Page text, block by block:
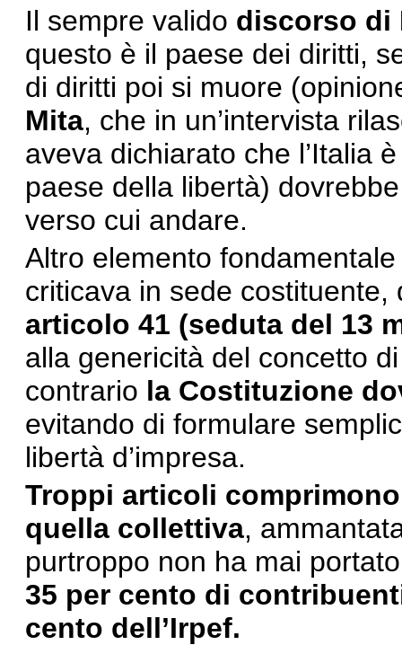
Il sempre valido discorso di
questo è il paese dei diritti,
di diritti poi si muore
Mita, che in un’intervista
aveva dichiarato che l’Italia
paese della libertà)
verso cui andare.
Altro elemento
criticava in sede
articolo 41 (seduta del 13
alla genericità del concetto
contrario la Costituzione
evitando di formulare
libertà d’impresa.
Troppi articoli
quella collettiva,
purtroppo non ha mai
35 per cento di
cento dell’Irpef.